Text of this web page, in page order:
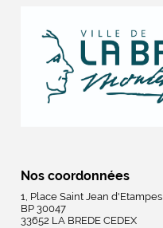
Nos coordonnées
1, Place Saint Jean d'Etampes
BP 30047
33652 LA BREDE CEDEX